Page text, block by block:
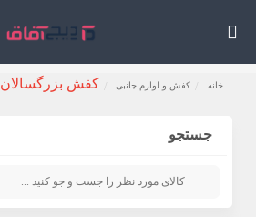
خانه کفش و لوازم جانبی کفش بزرگسالان
جستجو